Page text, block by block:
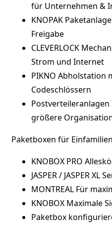
für Unternehmen &
KNOPAK
Freigabe
CLEVERLOCK
Strom und Internet
PIKNO Abholstation
Codeschlössern
Postverteileranlagen
größere
Paketboxen für
KNOBOX PRO
JASPER / JASPER XL
MONTREAL Für
KNOBOX Maximale
Paketbox